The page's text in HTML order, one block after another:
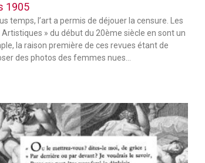
1905
temps, l’art a permis de déjouer la censure. Les
Artistiques » du début du 20ème siècle en sont un
la raison première de ces revues étant de
des photos des femmes nues…